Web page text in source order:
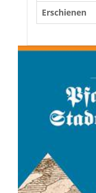
Erschienen